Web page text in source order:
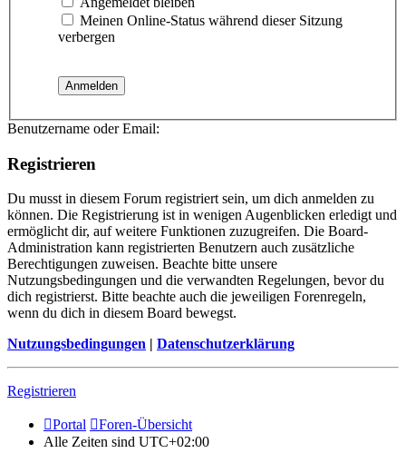
Meinen Online-Status während dieser Sitzung
verbergen
Benutzername oder Email:
Registrieren
Du musst in diesem Forum registriert sein, um dich anmelden zu
können. Die Registrierung ist in wenigen Augenblicken erledigt und
ermöglicht dir, auf weitere Funktionen zuzugreifen. Die Board-
Administration kann registrierten Benutzern auch zusätzliche
Berechtigungen zuweisen. Beachte bitte unsere
Nutzungsbedingungen und die verwandten Regelungen, bevor du
dich registrierst. Bitte beachte auch die jeweiligen Forenregeln,
wenn du dich in diesem Board bewegst.
Nutzungsbedingungen
Datenschutzerklärung
Registrieren
Portal
Foren-Übersicht
Alle Zeiten sind UTC+02:00